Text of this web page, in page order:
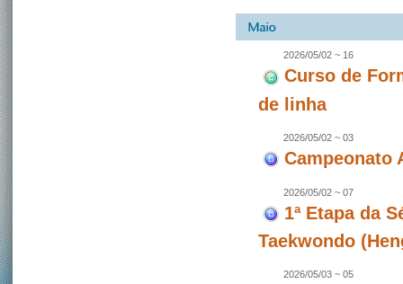
2026/05/02 ~ 16
Curso de
de linha
2026/05/02 ~ 03
Campeonato
2026/05/02 ~ 07
1ª Etapa da
Taekwondo
2026/05/03 ~ 05